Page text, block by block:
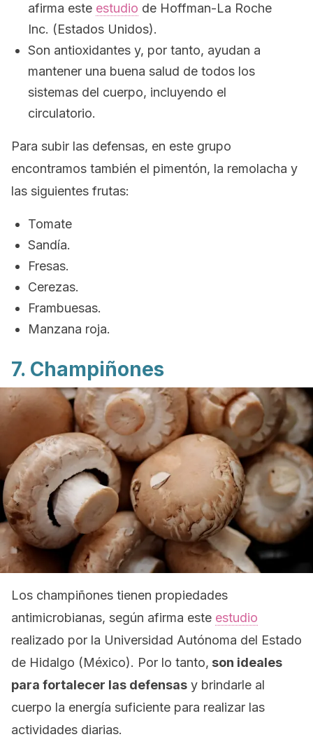
afirma este estudio de Hoffman-La Roche
Inc. (Estados Unidos).
Son antioxidantes y, por tanto, ayudan a
mantener una buena salud de todos los
sistemas del cuerpo, incluyendo el
circulatorio.
Para subir las defensas, en este grupo
encontramos también el pimentón, la remolacha y
las siguientes frutas:
Tomate
Sandía.
Fresas.
Cerezas.
Frambuesas.
Manzana roja.
7. Champiñones
Los champiñones tienen propiedades
antimicrobianas, según afirma este estudio
realizado por la Universidad Autónoma del Estado
de Hidalgo (México). Por lo tanto, son ideales
para fortalecer las defensas y brindarle al
cuerpo la energía suficiente para realizar las
actividades diarias.